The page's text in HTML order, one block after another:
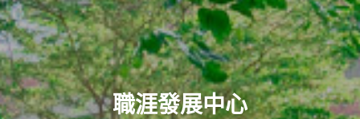
職涯發展中心